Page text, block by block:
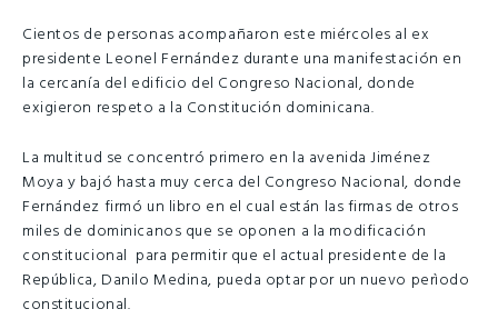
Cientos de personas acompañaron este miércoles al ex
presidente Leonel Fernández durante una manifestación en
la cercanía del edificio del Congreso Nacional, donde
exigieron respeto a la Constitución dominicana.
La multitud se concentró primero en la avenida Jiménez
Moya y bajó hasta muy cerca del Congreso Nacional, donde
Fernández firmó un libro en el cual están las firmas de otros
miles de dominicanos que se oponen a la modificación
constitucional para permitir que el actual presidente de la
República, Danilo Medina, pueda optar por un nuevo perìodo
constitucional.